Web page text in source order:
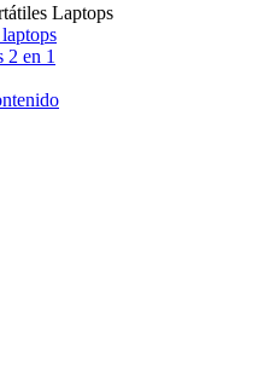
Laptops
2 en 1